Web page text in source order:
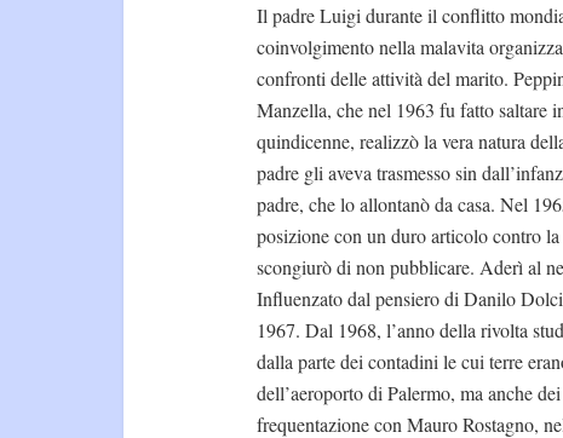
Il padre Luigi durante il conflitto
coinvolgimento nella malavita
confronti delle attività del marito.
Manzella, che nel 1963 fu fatto saltare
quindicenne, realizzò la vera natura
padre gli aveva trasmesso sin
padre, che lo allontanò da casa. Nel
posizione con un duro articolo contro
scongiurò di non pubblicare. Aderì al
Influenzato dal pensiero di Danilo
1967. Dal 1968, l’anno della rivolta
dalla parte dei contadini le cui terre
dell’aeroporto di Palermo, ma anche
frequentazione con Mauro Rostagno,